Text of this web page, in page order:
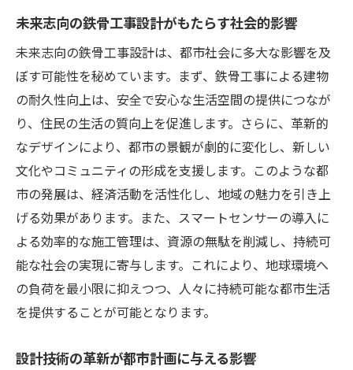
都市開発における鉄骨工事の未来展望
耐久性と安全性を兼ね備えた鉄骨工事の挑戦
鉄骨工事における耐久性の追求
安全性を高める鉄骨工事の技術革新
耐久性と美学を両立させる鉄骨工事設計
鉄骨工事におけるリスク管理と安全対策
高層建築での耐久性を支える鉄骨工事
耐久性と安全性を強化する新技術
鉄骨工事で築く持続可能な都市環境の可能性
持続可能な都市環境における鉄骨工事の役
割
環境に配慮した革新的な鉄骨工事の実践
持続可能な都市開発を支える鉄骨工事
未来志向の鉄骨工事設計がもたらす社会的影響
未来志向の鉄骨工事設計は、都市社会に多大な影響を及
ぼす可能性を秘めています。まず、鉄骨工事による建物
の耐久性向上は、安全で安心な生活空間の提供につなが
り、住民の生活の質向上を促進します。さらに、革新的
なデザインにより、都市の景観が劇的に変化し、新しい
文化やコミュニティの形成を支援します。このような都
市の発展は、経済活動を活性化し、地域の魅力を引き上
げる効果があります。また、スマートセンサーの導入に
よる効率的な施工管理は、資源の無駄を削減し、持続可
能な社会の実現に寄与します。これにより、地球環境へ
の負荷を最小限に抑えつつ、人々に持続可能な都市生活
を提供することが可能となります。
設計技術の革新が都市計画に与える影響